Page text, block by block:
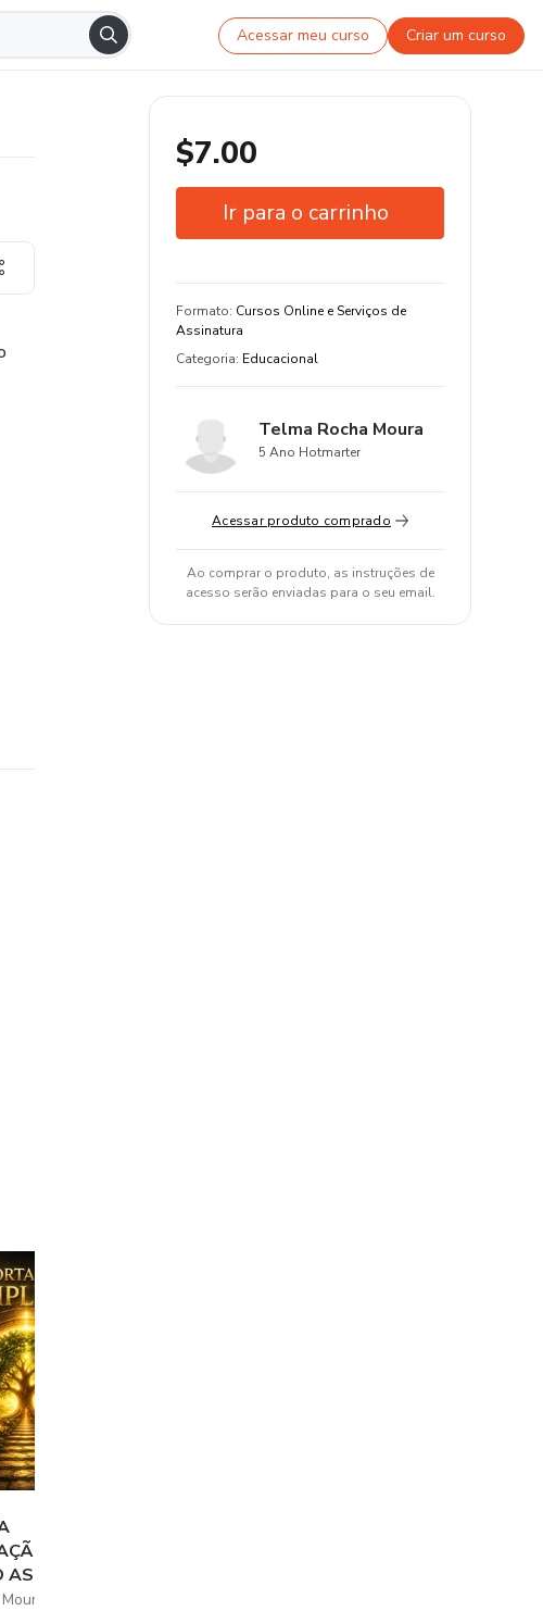
Acessar meu curso Criar um curso
-
ARESTAS
$7.00
Ir para o carrinho
Estude do seu jeito e em qualquer
dispositivo
Formato: Cursos Online e Serviços de
Assinatura
Categoria: Educacional
Telma Rocha Moura
5 Ano Hotmarter
Acessar produto comprado
Ao comprar o produto, as instruções de
acesso serão enviadas para o seu email.